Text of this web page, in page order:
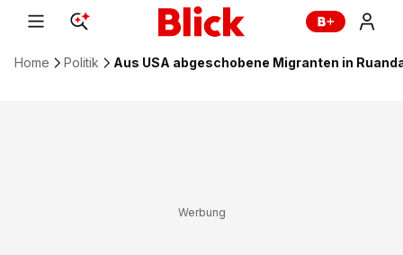
Home Politik Aus USA abgeschobene Migranten in